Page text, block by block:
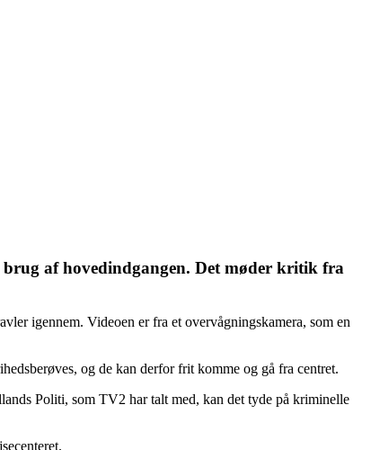
af hovedindgangen. Det møder kritik fra
igennem. Videoen er fra et overvågningskamera, som en
og de kan derfor frit komme og gå fra centret.
Politi, som TV2 har talt med, kan det tyde på kriminelle